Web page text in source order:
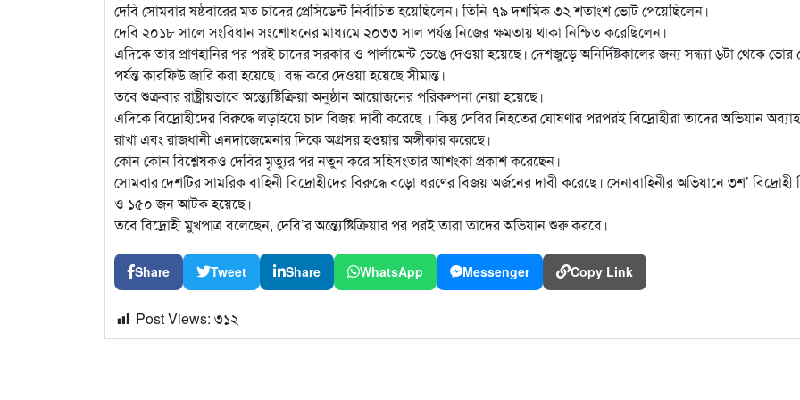
দেবি সোমবার ষষ্ঠবারের মত চাদের প্রেসিডেন্ট নির্বাচিত হয়েছিলেন। তিনি ৭৯ দশমিক ৩২ শতাংশ ভোট পেয়েছিলেন।
দেবি ২০১৮ সালে সংবিধান সংশোধনের মাধ্যমে ২০৩৩ সাল পর্যন্ত নিজের ক্ষমতায় থাকা নিশ্চিত করেছিলেন।
এদিকে তার প্রাণহানির পর পরই চাদের সরকার ও পার্লামেন্ট ভেঙে দেওয়া হয়েছে। দেশজুড়ে অনির্দিষ্টকালের জন্য সন্ধ্যা ৬টা থেকে ভোর
পর্যন্ত কারফিউ জারি করা হয়েছে। বন্ধ করে দেওয়া হয়েছে সীমান্ত।
তবে শুক্রবার রাষ্ট্রীয়ভাবে অন্ত্যেষ্টিক্রিয়া অনুষ্ঠান আয়োজনের পরিকল্পনা নেয়া হয়েছে।
এদিকে বিদ্রোহীদের বিরুদ্ধে লড়াইয়ে চাদ বিজয় দাবী করেছে । কিন্তু দেবির নিহতের ঘোষণার পরপরই বিদ্রোহীরা তাদের অভিযান
রাখা এবং রাজধানী এনদাজেমেনার দিকে অগ্রসর হওয়ার অঙ্গীকার করেছে।
কোন কোন বিশ্লেষকও দেবির মৃত্যুর পর নতুন করে সহিসংতার আশংকা প্রকাশ করেছেন।
সোমবার দেশটির সামরিক বাহিনী বিদ্রোহীদের বিরুদ্ধে বড়ো ধরণের বিজয় অর্জনের দাবী করেছে। সেনাবাহিনীর অভিযানে ৩শ’ বিদ্রোহী
ও ১৫০ জন আটক হয়েছে।
তবে বিদ্রোহী মুখপাত্র বলেছেন, দেবি’র অন্ত্যেষ্টিক্রিয়ার পর পরই তারা তাদের অভিযান শুরু করবে।
Share Tweet Share WhatsApp Messenger Copy Link
Post Views: ৩১২